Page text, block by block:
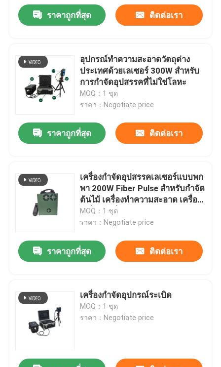
ราคาถูกที่สุด ติดต่อเรา
อุปกรณ์ทําความสะอาดวัตถุต่าง
ประเทศด้วยเลเซอร์ 300W สําหรับ
การกําจัดอุปสรรคที่ไม่ใช่โลหะ
MOQ：1 ชุด
ราคา：Negotiate price
ราคาถูกที่สุด ติดต่อเรา
เครื่องกําจัดอุปสรรคเลเซอร์แบบพก
พา 200W Fiber Pulse สําหรับกําจัด
ต้นไม้ เครื่องทําความสะอาด เครื่อง
เครื่องมือที่เน้น
MOQ：1 ชุด
ราคา：Negotiate price
ราคาถูกที่สุด ติดต่อเรา
เครื่องกําจัดอุปกรณ์ระเบิด
MOQ：1 ชุด
ราคา：Negotiate price